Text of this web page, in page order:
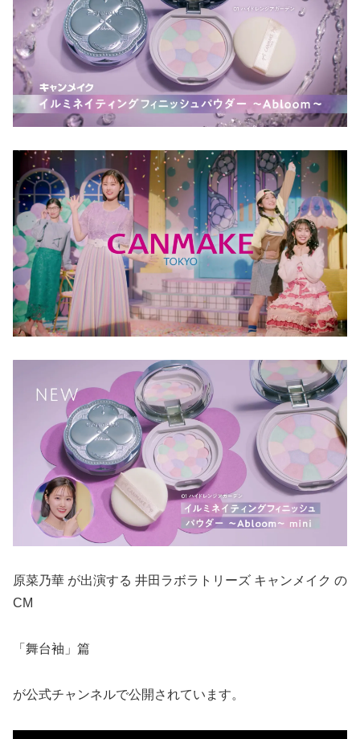
原菜乃華 が出演する 井田ラボラトリーズ キャンメイク の
CM
「舞台袖」篇
が公式チャンネルで公開されています。